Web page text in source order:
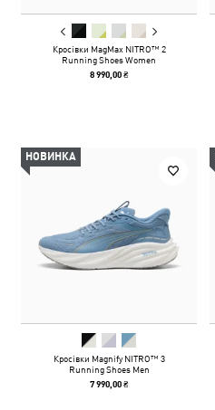
Кросівки MagMax NITRO™ 2
Running Shoes Women
8 990,00 ₴
НОВИНКА
Кросівки Magnify NITRO™ 3
Running Shoes Men
7 990,00 ₴